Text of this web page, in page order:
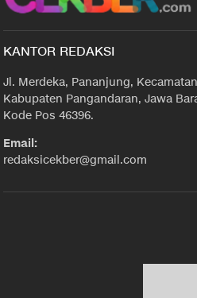
KANTOR REDAKSI
Jl. Merdeka, Pananjung,
Kabupaten Pangandaran, Jawa
Kode Pos 46396.
Email:
redaksicekber@gmail.com